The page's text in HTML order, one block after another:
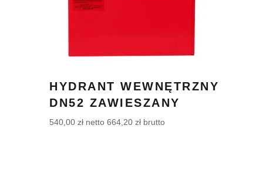
HYDRANT WEWNĘTRZNY
DN52 ZAWIESZANY
540,00 zł netto 664,20 zł brutto